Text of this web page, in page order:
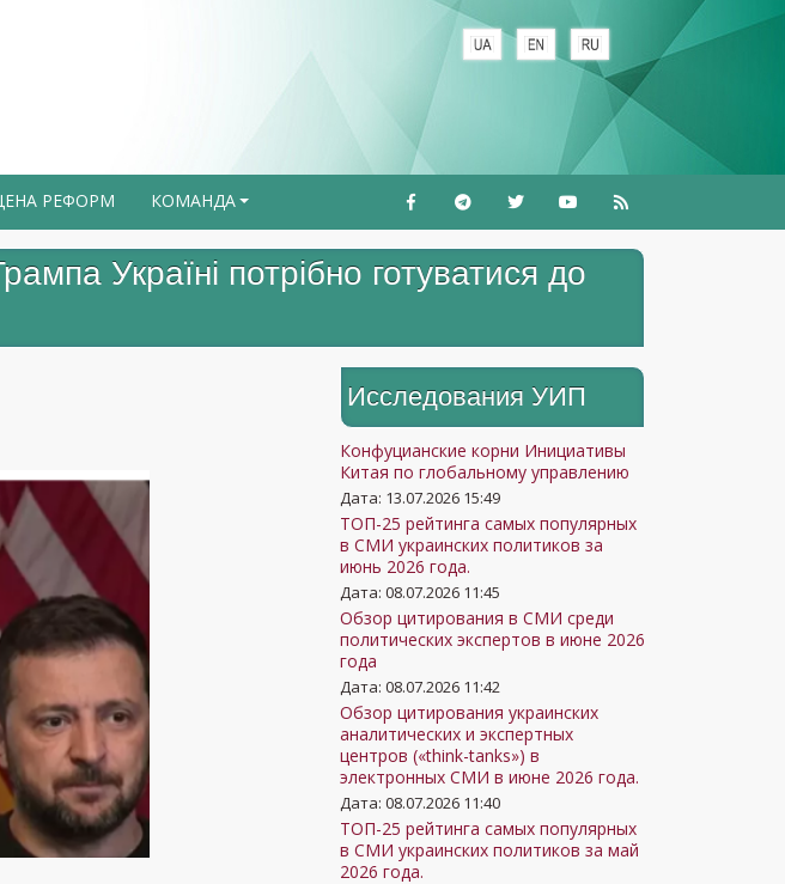
РЕФОРМ +
КОМАНДА
Україні потрібно готуватися до
Исследования УИП
Конфуцианские корни Инициативы
Китая по глобальному управлению
Дата: 13.07.2026 15:49
ТОП-25 рейтинга самых популярных
в СМИ украинских политиков за
июнь 2026 года.
Дата: 08.07.2026 11:45
Обзор цитирования в СМИ среди
политических экспертов в июне 2026
года
Дата: 08.07.2026 11:42
Обзор цитирования украинских
аналитических и экспертных
центров («think-tanks») в
электронных СМИ в июне 2026 года.
Дата: 08.07.2026 11:40
ТОП-25 рейтинга самых популярных
в СМИ украинских политиков за май
2026 года.